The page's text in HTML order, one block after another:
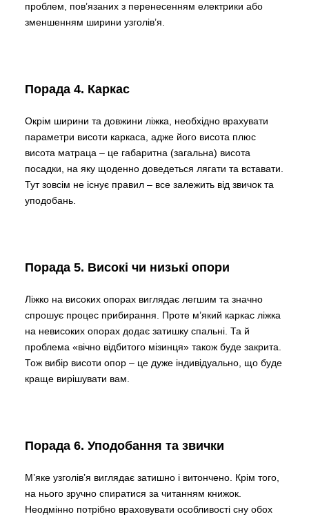
проблем, пов’язаних з перенесенням електрики або
зменшенням ширини узголів’я.
Порада 4. Каркас
Окрім ширини та довжини ліжка, необхідно врахувати
параметри висоти каркаса, адже його висота плюс
висота матраца – це габаритна (загальна) висота
посадки, на яку щоденно доведеться лягати та вставати.
Тут зовсім не існує правил – все залежить від звичок та
уподобань.
Порада 5. Високі чи низькі опори
Ліжко на високих опорах виглядає легшим та значно
спрошує процес прибирання. Проте м’який каркас ліжка
на невисоких опорах додає затишку спальні. Та й
проблема «вічно відбитого мізинця» також буде закрита.
Тож вибір висоти опор – це дуже індивідуально, що буде
краще вирішувати вам.
Порада 6. Уподобання та звички
М’яке узголів’я виглядає затишно і витончено. Крім того,
на нього зручно спиратися за читанням книжок.
Неодмінно потрібно враховувати особливості сну обох